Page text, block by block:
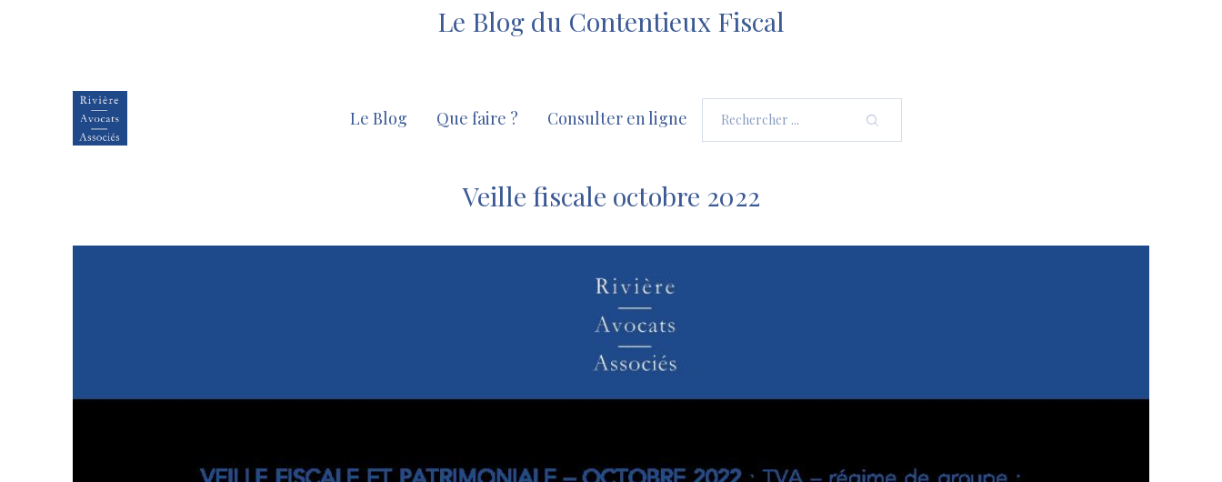
Le Blog du Contentieux Fiscal
Le Blog Que faire ? Consulter en ligne
Veille fiscale octobre 2022